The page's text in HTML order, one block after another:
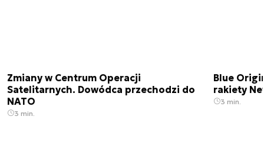
Zmiany w Centrum Operacji
Satelitarnych. Dowódca przechodzi do
NATO
3 min.
Blue
rakiety
3 min.